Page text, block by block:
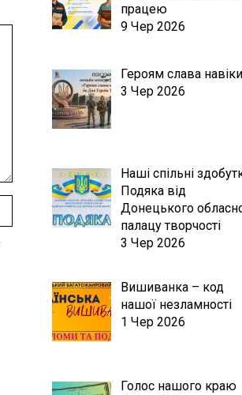
працею
9 Чер 2026
Героям слава
3 Чер 2026
Наші спільні
Подяка від
Донецького
палацу творчості
3 Чер 2026
Вишиванка – код
нашої незламності
1 Чер 2026
Голос нашого краю